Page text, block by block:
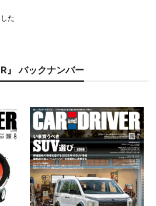
た
』 バックナンバー